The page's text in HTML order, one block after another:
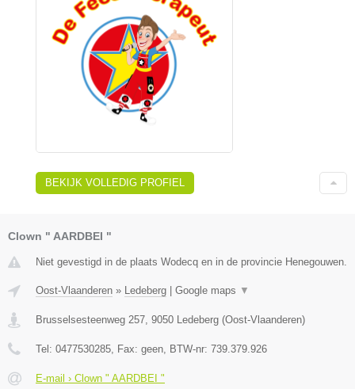
BEKIJK VOLLEDIG PROFIEL
Clown " AARDBEI "
Niet gevestigd in de plaats Wodecq en in de provincie Henegouwen.
Oost-Vlaanderen » Ledeberg | Google maps ▼
Brusselsesteenweg 257 9050 Ledeberg (Oost-Vlaanderen)
Tel: 0477530285 , Fax: geen , BTW-nr: 739.379.926
E-mail › Clown " AARDBEI "